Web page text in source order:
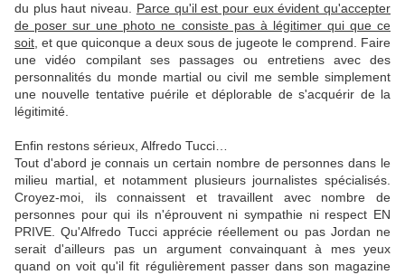
du plus haut niveau. Parce qu'il est pour eux évident qu'accepter
de poser sur une photo ne consiste pas à légitimer qui que ce
soit , et que quiconque a deux sous de jugeote le comprend. Faire
une vidéo compilant ses passages ou entretiens avec des
personnalités du monde martial ou civil me semble simplement
une nouvelle tentative puérile et déplorable de s'acquérir de la
légitimité.
Enfin restons sérieux, Alfredo Tucci…
Tout d'abord je connais un certain nombre de personnes dans le
milieu martial, et notamment plusieurs journalistes spécialisés.
Croyez-moi, ils connaissent et travaillent avec nombre de
personnes pour qui ils n'éprouvent ni sympathie ni respect EN
PRIVE. Qu'Alfredo Tucci apprécie réellement ou pas Jordan ne
serait d'ailleurs pas un argument convainquant à mes yeux
quand on voit qu'il fit régulièrement passer dans son magazine